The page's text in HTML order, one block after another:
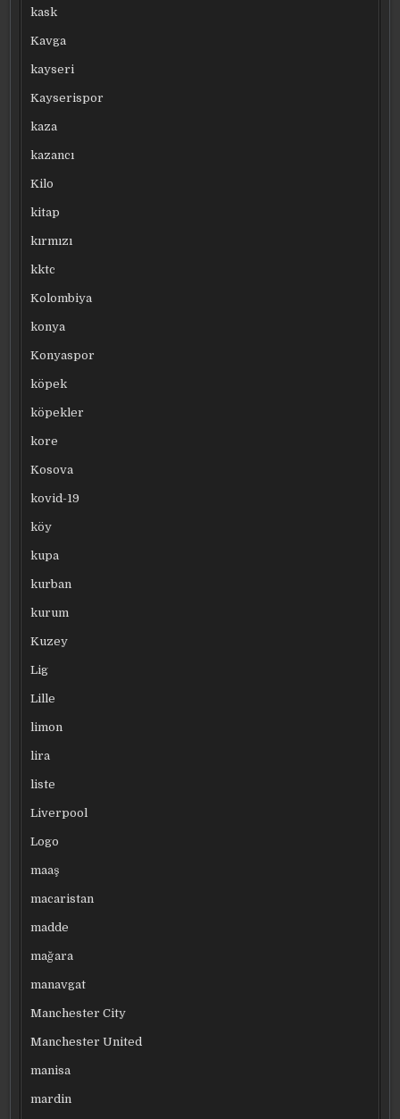
kask
Kavga
kayseri
Kayserispor
kaza
kazancı
Kilo
kitap
kırmızı
kktc
Kolombiya
konya
Konyaspor
köpek
köpekler
kore
Kosova
kovid-19
köy
kupa
kurban
kurum
Kuzey
Lig
Lille
limon
lira
liste
Liverpool
Logo
maaş
macaristan
madde
mağara
manavgat
Manchester City
Manchester United
manisa
mardin